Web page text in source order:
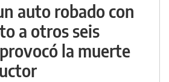
auto robado con
a otros seis
la muerte